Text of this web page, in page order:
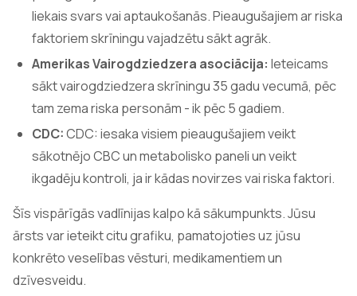
liekais svars vai aptaukošanās. Pieaugušajiem ar riska
faktoriem skrīningu vajadzētu sākt agrāk.
Amerikas Vairogdziedzera asociācija: Ieteicams
sākt vairogdziedzera skrīningu 35 gadu vecumā, pēc
tam zema riska personām - ik pēc 5 gadiem.
CDC:CDC: iesaka visiem pieaugušajiem veikt
sākotnējo CBC un metabolisko paneli un veikt
ikgadēju kontroli, ja ir kādas novirzes vai riska faktori.
Šīs vispārīgās vadlīnijas kalpo kā sākumpunkts. Jūsu
ārsts var ieteikt citu grafiku, pamatojoties uz jūsu
konkrēto veselības vēsturi, medikamentiem un
dzīvesveidu.